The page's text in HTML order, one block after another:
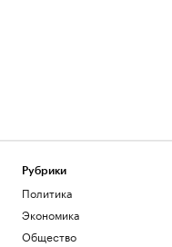
Рубрики
Политика
Экономика
Общество